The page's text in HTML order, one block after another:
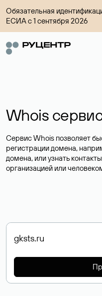
Обязательная
ЕСИА с 1 сентября 2026
Whois
Сервис Whois позволяет
регистрации домена,
домена, или узнать
организацией или